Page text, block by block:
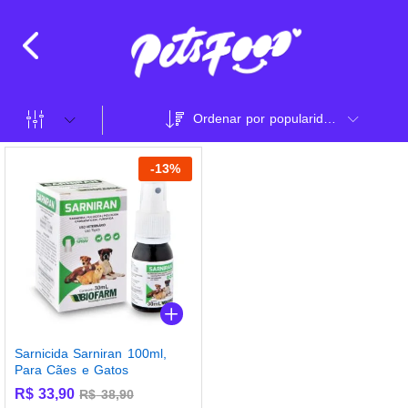
-13%
Sarnicida Sarniran 100ml,
Para Cães e Gatos
R$ 33,90 R$38,90